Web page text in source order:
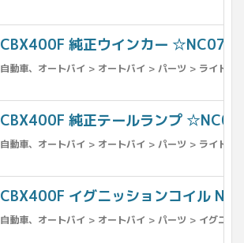
CBX400F 純正ウインカー
自動車、オートバイ > オートバイ > パーツ > ライト
CBX400F 純正テールランプ
自動車、オートバイ > オートバイ > パーツ > ライト
CBX400F イグニッションコイル
自動車、オートバイ > オートバイ > パーツ > イグニッ